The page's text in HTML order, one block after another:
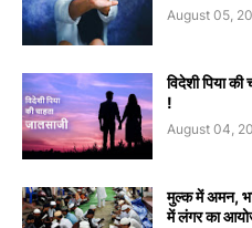
August 05,
विदेशी पिया
!
August 04,
मुल्क में अमन,
में लंगर का